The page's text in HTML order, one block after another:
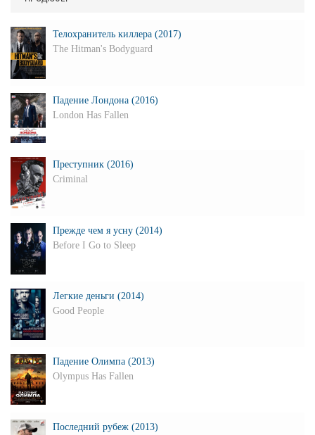
Телохранитель киллера (2017)
The Hitman's Bodyguard
Падение Лондона (2016)
London Has Fallen
Преступник (2016)
Criminal
Прежде чем я усну (2014)
Before I Go to Sleep
Легкие деньги (2014)
Good People
Падение Олимпа (2013)
Olympus Has Fallen
Последний рубеж (2013)